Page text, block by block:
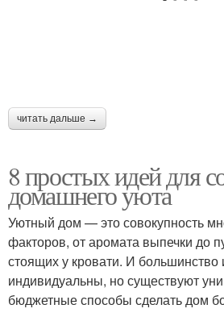
читать дальше →
8 простых идей для
домашнего уюта
Уютный дом — это совокупность
факторов, от аромата выпечки до
стоящих у кровати. И большинство
индивидуальны, но существуют
бюджетные способы сделать дом